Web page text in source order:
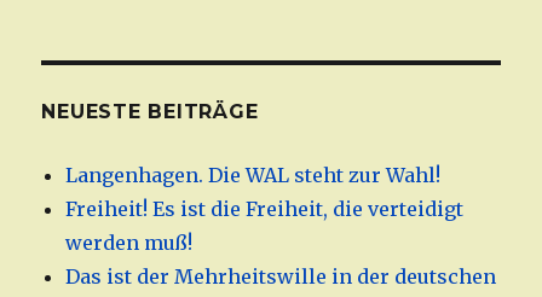
NEUESTE BEITRÄGE
Langenhagen. Die WAL steht zur Wahl!
Freiheit! Es ist die Freiheit, die verteidigt
werden muß!
Das ist der Mehrheitswille in der deutschen